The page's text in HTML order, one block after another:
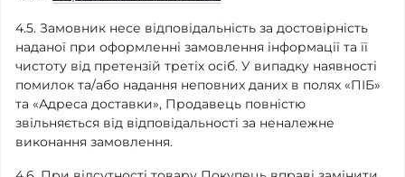
4.5. Замовник несе відповідальність за достовірність
наданої при оформленні замовлення інформації та її
чистоту від претензій третіх осіб. У випадку наявності
помилок та/або надання неповних даних в полях «ПІБ»
та «Адреса доставки», Продавець повністю
звільняється від відповідальності за неналежне
виконання замовлення.